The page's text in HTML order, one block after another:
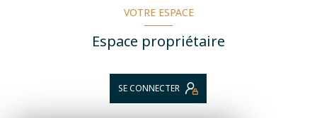
VOTRE ESPACE
Espace propriétaire
SE CONNECTER